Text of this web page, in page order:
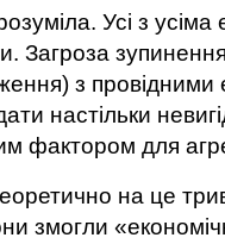
Усі з
Загроза
з провідними
настільки
фактором для
на це
змогли